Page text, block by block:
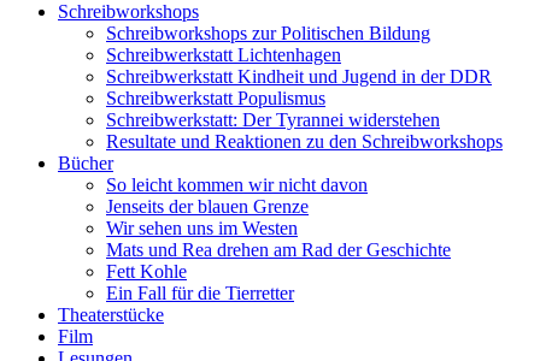
Schreibworkshops
Schreibworkshops zur Politischen Bildung
Schreibwerkstatt Lichtenhagen
Schreibwerkstatt Kindheit und Jugend in der DDR
Schreibwerkstatt Populismus
Schreibwerkstatt: Der Tyrannei widerstehen
Resultate und Reaktionen zu den Schreibworkshops
Bücher
So leicht kommen wir nicht davon
Jenseits der blauen Grenze
Wir sehen uns im Westen
Mats und Rea drehen am Rad der Geschichte
Fett Kohle
Ein Fall für die Tierretter
Theaterstücke
Film